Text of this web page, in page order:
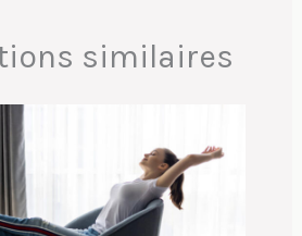
similaires